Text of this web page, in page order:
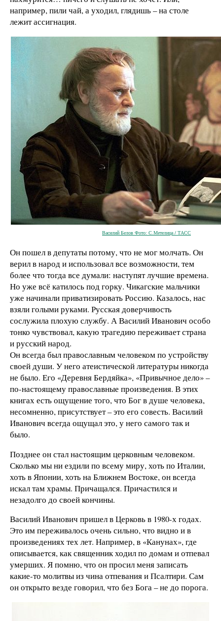
например, пили чай, а уходил, глядишь – на столе
лежит ассигнация.
Василий Белов Фото: С.Метелица / ТАСС
Он пошел в депутаты потому, что не мог молчать. Он
верил в народ и использовал все возможности, тем
более что тогда все думали: наступят лучшие времена.
Но уже всё катилось под горку. Чикагские мальчики
уже начинали приватизировать Россию. Казалось, нас
взяли голыми руками. Русская доверчивость
сослужила плохую службу. А Василий Иванович особо
тонко чувствовал, какую трагедию переживает страна
и русский народ.
Он всегда был православным человеком по устройству
своей души. У него атеистической литературы никогда
не было. Его «Деревня Бердяйка», «Привычное дело» –
по-настоящему православные произведения. В этих
книгах есть ощущение того, что Бог в душе человека,
несомненно, присутствует – это его совесть. Василий
Иванович всегда ощущал это, у него самого так и
было.
Позднее он стал настоящим церковным человеком.
Сколько мы ни ездили по всему миру, хоть по Италии,
хоть в Японии, хоть на Ближнем Востоке, он всегда
искал там храмы. Причащался. Причастился и
незадолго до своей кончины.
Василий Иванович пришел в Церковь в 1980-х годах.
Это им переживалось очень сильно, что видно и в
произведениях тех лет. Например, в «Канунах», где
описывается, как священник ходил по домам и отпевал
умерших. Я помню, что он просил меня записать
какие-то молитвы из чина отпевания и Псалтири. Сам
он открыто везде говорил, что без Бога – не до порога.